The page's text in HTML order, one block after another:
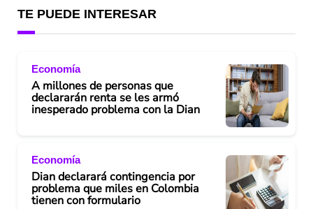
TE PUEDE INTERESAR
Economía
A millones de personas que
declararán renta se les armó
inesperado problema con la Dian
Economía
Dian declarará contingencia por
problema que miles en Colombia
tienen con formulario